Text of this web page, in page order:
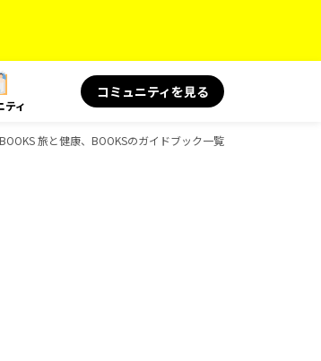
ティ
コミュニティを見る
旅と健康、BOOKSのガイドブック一覧